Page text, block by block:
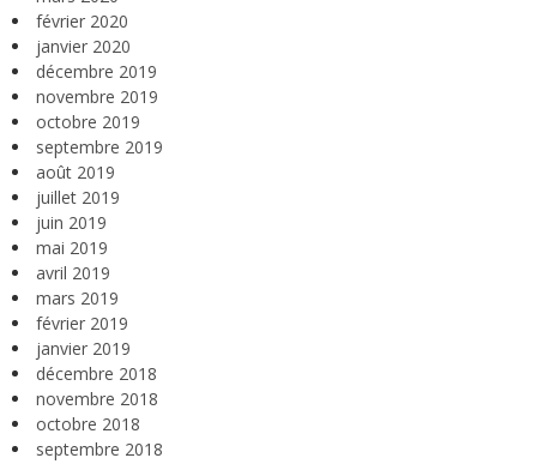
février 2020
janvier 2020
décembre 2019
novembre 2019
octobre 2019
septembre 2019
août 2019
juillet 2019
juin 2019
mai 2019
avril 2019
mars 2019
février 2019
janvier 2019
décembre 2018
novembre 2018
octobre 2018
septembre 2018